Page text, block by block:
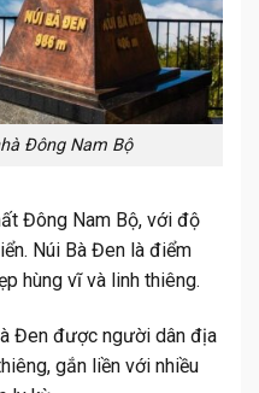
Đông Nam Bộ
Đông Nam Bộ, với độ
Núi Bà Đen là điểm
hùng vĩ và linh thiêng.
Đen được người dân địa
gắn liền với nhiều